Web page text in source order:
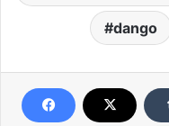
dango